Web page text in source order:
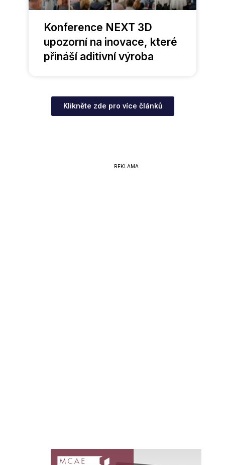
Konference NEXT 3D
upozorní na inovace, které
přináší aditivní výroba
Klikněte zde pro více článků
REKLAMA